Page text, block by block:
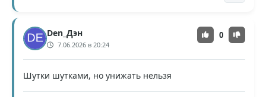
Den_Дэн
7.06.2026 в 20:24
0
Шутки шутками, но унижать нельзя